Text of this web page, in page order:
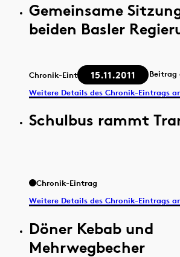
Gemeinsame
beiden Basler
Chronik-Eintrag 15.11.2011
Beitrag
Weitere Details des Chronik-Eintrags
Schulbus rammt
Chronik-Eintrag
Weitere Details des Chronik-Eintrags
Döner Kebab und
Mehrwegbecher